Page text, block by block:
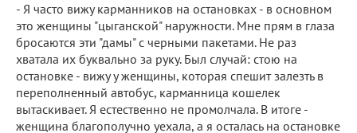
- Я часто вижу карманников на остановках - в основном
это женщины "цыганской" наружности. Мне прям в глаза
бросаются эти "дамы" с черными пакетами. Не раз
хватала их буквально за руку. Был случай: стою на
остановке - вижу у женщины, которая спешит залезть в
переполненный автобус, карманница кошелек
вытаскивает. Я естественно не промолчала. В итоге -
женщина благополучно уехала, а я осталась на остановке